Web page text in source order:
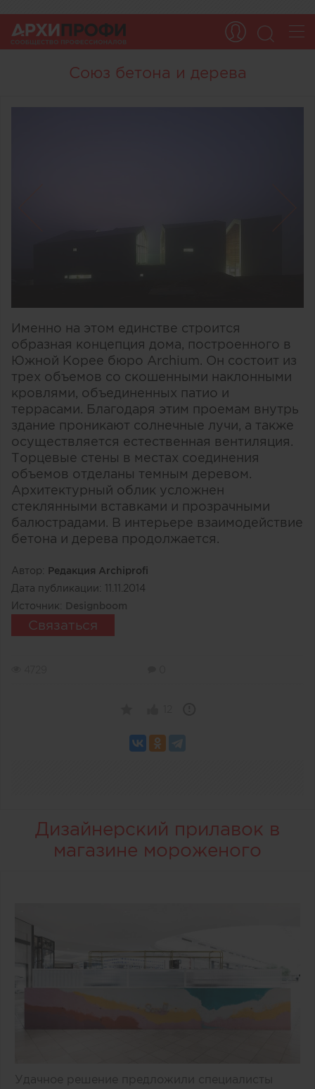
Союз бетона и дерева
Именно на этом единстве строится
образная концепция дома, построенного в
Южной Корее бюро Аrchium. Он состоит из
трех объемов со скошенными наклонными
кровлями, объединенных патио и
террасами. Благодаря этим проемам внутрь
здание проникают солнечные лучи, а также
осуществляется естественная вентиляция.
Торцевые стены в местах соединения
объемов отделаны темным деревом.
Архитектурный облик усложнен
стеклянными вставками и прозрачными
балюстрадами. В интерьере взаимодействие
бетона и дерева продолжается.
Автор: Редакция Archiprofi
Дата публикации: 11.11.2014
Источник: Designboom
Связаться
Дизайнерский прилавок в
магазине мороженого
Удачное решение предложили специалисты